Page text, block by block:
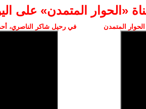
‫«الحوار المتمدن» على
المتمدن في رحيل شاكر الناصري،